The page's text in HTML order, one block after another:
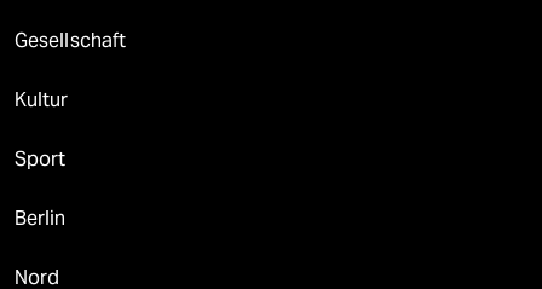
Gesellschaft
Kultur
Sport
Berlin
Nord